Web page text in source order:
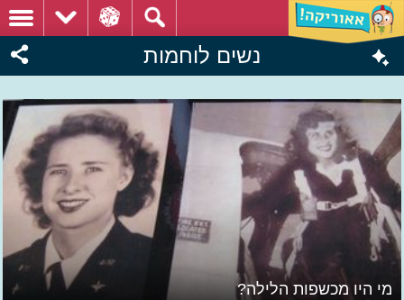
נשים לוחמות
מי היו מכשפות הלילה?